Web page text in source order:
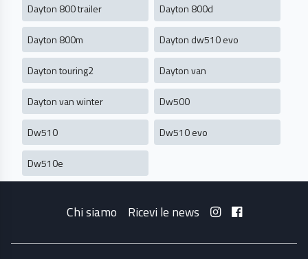
Dayton 800 trailer Dayton 800d
Dayton 800m Dayton dw510 evo
Dayton touring2 Dayton van
Dayton van winter Dw500
Dw510 Dw510 evo
Dw510e
Chi siamo Ricevi le news